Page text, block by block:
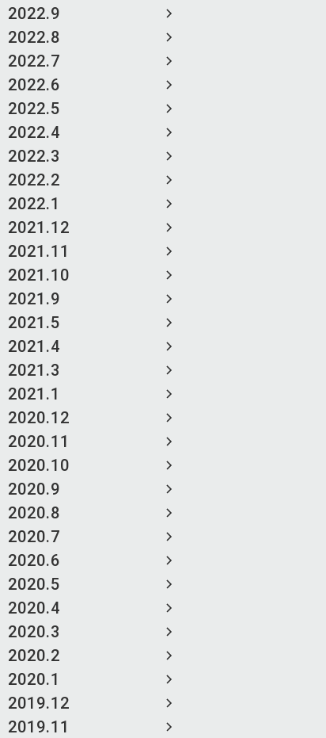
2022.9
2022.8
2022.7
2022.6
2022.5
2022.4
2022.3
2022.2
2022.1
2021.12
2021.11
2021.10
2021.9
2021.5
2021.4
2021.3
2021.1
2020.12
2020.11
2020.10
2020.9
2020.8
2020.7
2020.6
2020.5
2020.4
2020.3
2020.2
2020.1
2019.12
2019.11